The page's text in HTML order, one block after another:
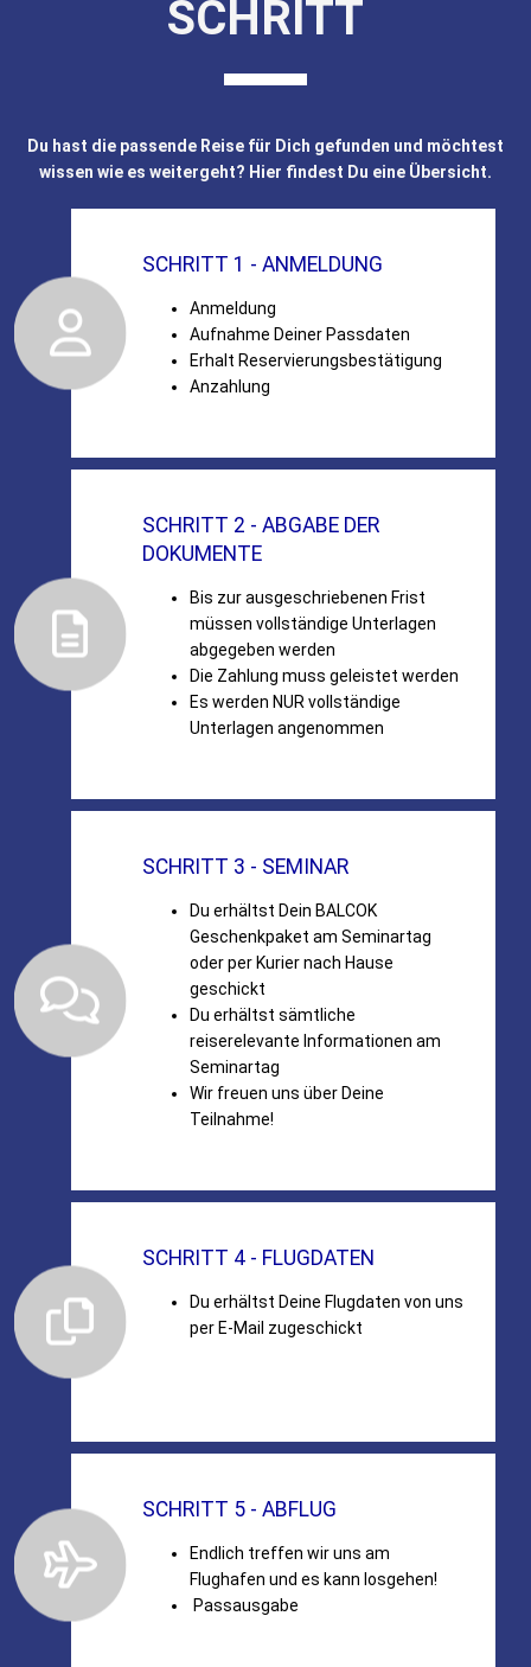
SCHRITT
Du hast die passende Reise für Dich gefunden und möchtest
wissen wie es weitergeht? Hier findest Du eine Übersicht.
SCHRITT 1 - ANMELDUNG
Anmeldung
Aufnahme Deiner Passdaten
Erhalt Reservierungsbestätigung
Anzahlung
SCHRITT 2 - ABGABE DER
DOKUMENTE
Bis zur ausgeschriebenen Frist
müssen vollständige Unterlagen
abgegeben werden
Die Zahlung muss geleistet werden
Es werden NUR vollständige
Unterlagen angenommen
SCHRITT 3 - SEMINAR
Du erhältst Dein BALCOK
Geschenkpaket am Seminartag
oder per Kurier nach Hause
geschickt
Du erhältst sämtliche
reiserelevante Informationen am
Seminartag
Wir freuen uns über Deine
Teilnahme!
SCHRITT 4 - FLUGDATEN
Du erhältst Deine Flugdaten von uns
per E-Mail zugeschickt
SCHRITT 5 - ABFLUG
Endlich treffen wir uns am
Flughafen und es kann losgehen!
Passausgabe